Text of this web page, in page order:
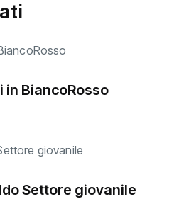
BiancoRosso
Settore giovanile